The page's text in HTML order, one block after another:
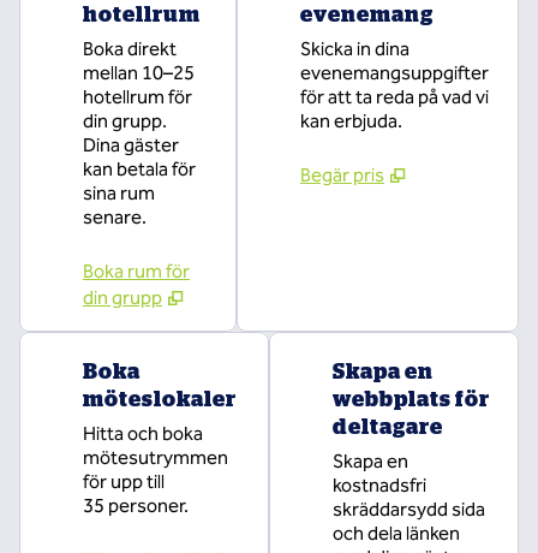
hotellrum
Boka direkt
mellan 10–25
hotellrum för
din grupp.
Dina gäster
kan betala för
sina rum
senare.
Boka rum för
din grupp
evenemang
Skicka in dina
evenemangsuppgifter
för att ta reda på vad vi
kan erbjuda.
Begär pris
Boka
möteslokaler
Hitta och boka
mötesutrymmen
för upp till
35 personer.
Skapa en
webbplats för
deltagare
Skapa en
kostnadsfri
skräddarsydd sida
och dela länken